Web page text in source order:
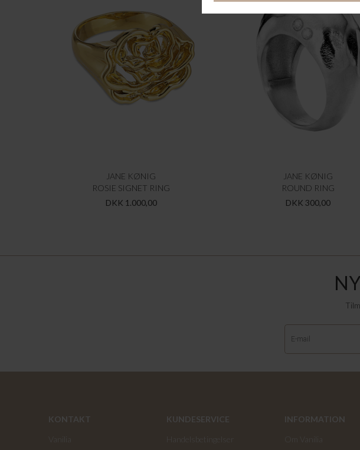
JANE KØNIG
ROSIE SIGNET RING
DKK 1.000,00
JANE KØNIG
ROUND RING
DKK 300,00
KONTAKT
KUNDESERVICE
INFORMATION